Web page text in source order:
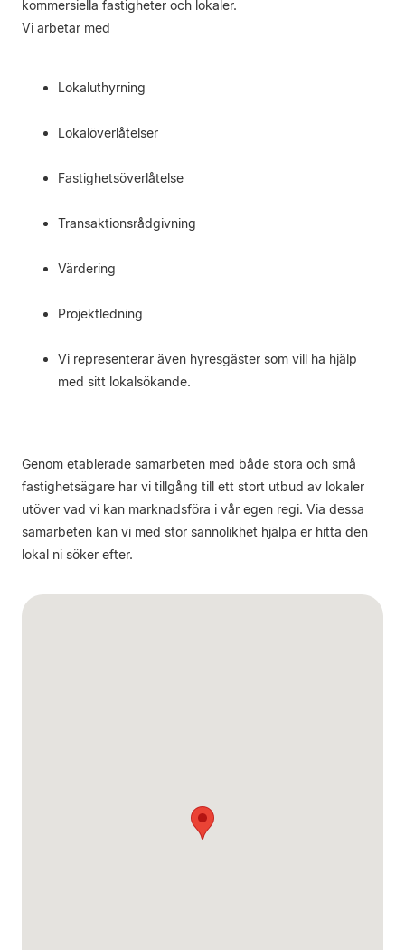
kommersiella fastigheter och lokaler.
Vi arbetar med
Lokaluthyrning
Lokalöverlåtelser
Fastighetsöverlåtelse
Transaktionsrådgivning
Värdering
Projektledning
Vi representerar även hyresgäster som vill ha hjälp
med sitt lokalsökande.
Genom etablerade samarbeten med både stora och små
fastighetsägare har vi tillgång till ett stort utbud av lokaler
utöver vad vi kan marknadsföra i vår egen regi. Via dessa
samarbeten kan vi med stor sannolikhet hjälpa er hitta den
lokal ni söker efter.